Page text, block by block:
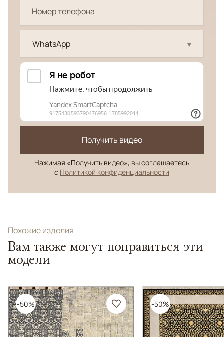
WhatsApp
Получить видео
Нажимая «Получить видео», вы соглашаетесь
с Политикой конфиденциальности
Похожие изделия
Вам также могут понравиться эти
модели
-50% -50%